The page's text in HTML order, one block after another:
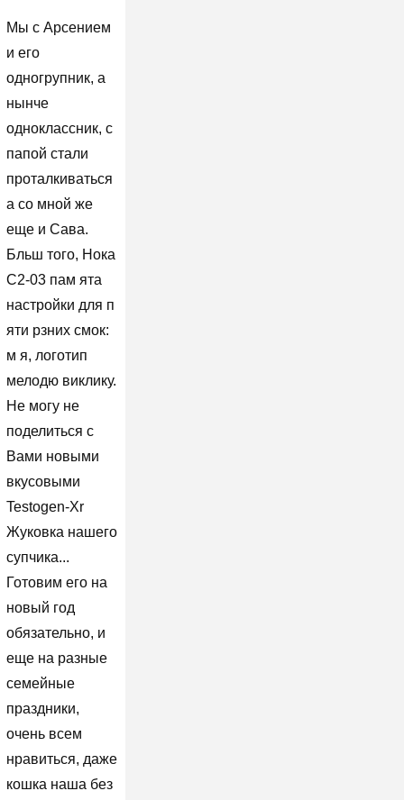
Мы с Арсением
и его
одногрупник, а
нынче
одноклассник, с
папой стали
проталкиваться
а со мной же
еще и Сава.
Бльш того, Нока
С2-03 пам ята
настройки для п
яти рзних смок:
м я, логотип
мелодю виклику.
Не могу не
поделиться с
Вами новыми
вкусовыми
Testogen-Xr
Жуковка нашего
супчика...
Готовим его на
новый год
обязательно, и
еще на разные
семейные
праздники,
очень всем
нравиться, даже
кошка наша без